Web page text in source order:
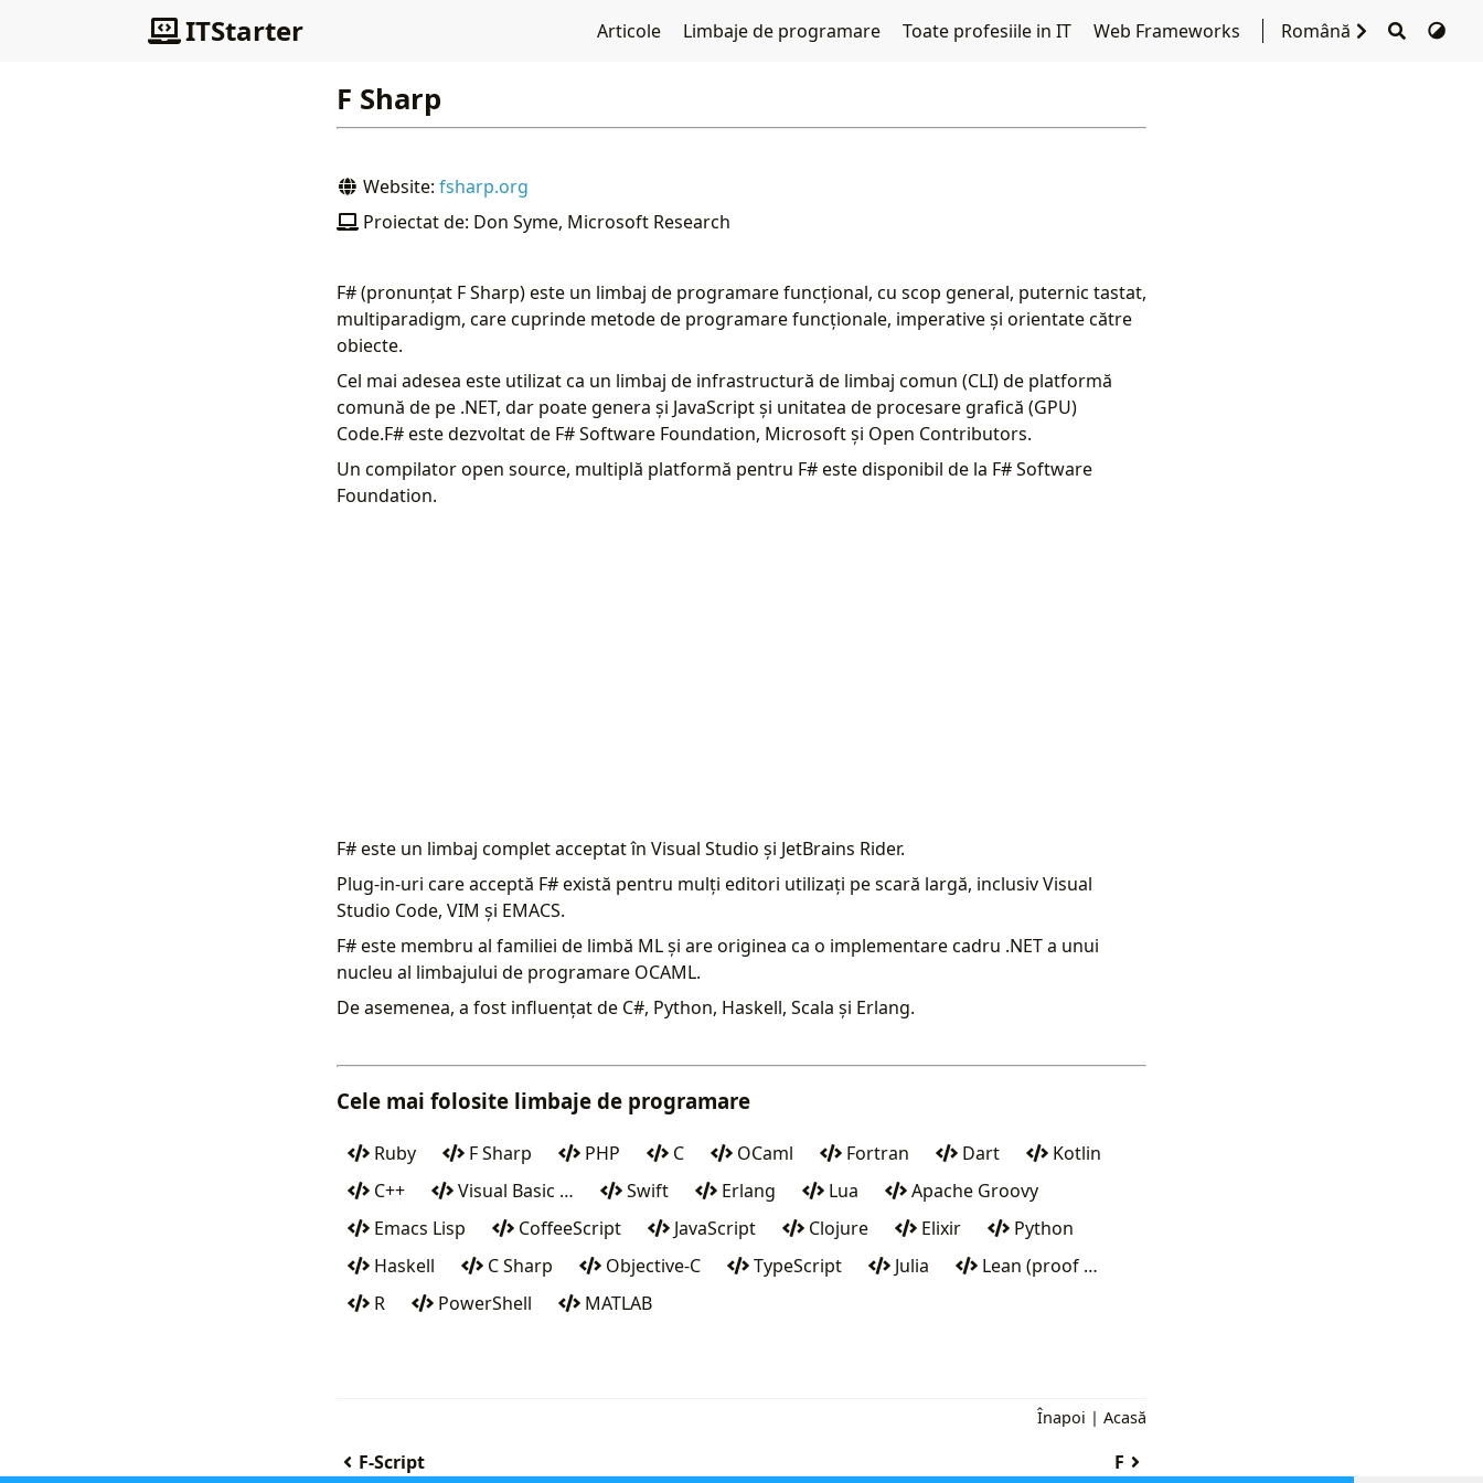
ITStarter Articole Limbaje de programare Toate profesiile in IT Web Frameworks Română
F Sharp
Website: fsharp.org
Proiectat de: Don Syme, Microsoft Research
F# (pronunțat F Sharp) este un limbaj de programare funcțional, cu scop general, puternic tastat,
multiparadigm, care cuprinde metode de programare funcționale, imperative și orientate către
obiecte.
Cel mai adesea este utilizat ca un limbaj de infrastructură de limbaj comun (CLI) de platformă
comună de pe .NET, dar poate genera și JavaScript și unitatea de procesare grafică (GPU)
Code.F# este dezvoltat de F# Software Foundation, Microsoft și Open Contributors.
Un compilator open source, multiplă platformă pentru F# este disponibil de la F# Software
Foundation.
F# este un limbaj complet acceptat în Visual Studio și JetBrains Rider.
Plug-in-uri care acceptă F# există pentru mulți editori utilizați pe scară largă, inclusiv Visual
Studio Code, VIM și EMACS.
F# este membru al familiei de limbă ML și are originea ca o implementare cadru .NET a unui
nucleu al limbajului de programare OCAML.
De asemenea, a fost influențat de C#, Python, Haskell, Scala și Erlang.
Cele mai folosite limbaje de programare
Ruby F Sharp PHP C OCaml Fortran Dart
Kotlin
C++
Visual Basic … Swift Erlang Lua
Apache Groovy
Emacs Lisp
CoffeeScript JavaScript Clojure Elixir
Python
Haskell
C Sharp Objective-C TypeScript Julia
Lean (proof …
R
PowerShell MATLAB
Înapoi |Acasă
F-Script F